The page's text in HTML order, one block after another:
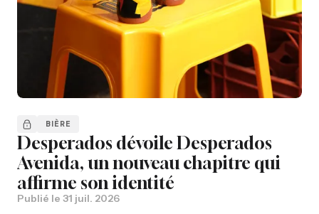
BIÈRE
Desperados dévoile Desperados
Avenida, un nouveau chapitre qui
affirme son identité
Publié le 31 juil. 2026